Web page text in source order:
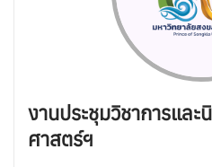
งานประชุมวิชาการแล
ศาสตร์ฯ